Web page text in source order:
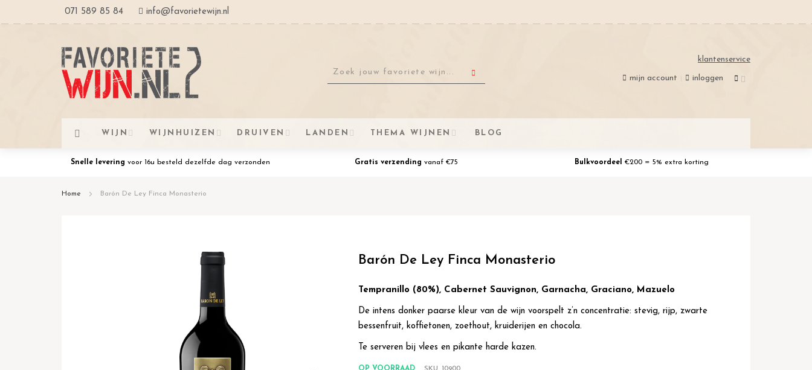
Ga
de
inhoud
071 589 85 84 info@favorietewijn.nl
klantenservice
mijn account inloggen
WIJN WIJNHUIZEN DRUIVEN LANDEN THEMA WIJNEN BLOG
Snelle levering voor 16u besteld dezelfde dag verzonden Gratis verzending vanaf €75 Bulkvoordeel €200 = 5% extra korting
Home Barón De Ley Finca Monasterio
Barón De Ley Finca Monasterio
Tempranillo (80%), Cabernet Sauvignon, Garnacha, Graciano, Mazuelo
De intens donker paarse kleur van de wijn voorspelt z’n concentratie: stevig, rijp, zwarte
bessenfruit, koffietonen, zoethout, kruiderijen en chocola.
Te serveren bij vlees en pikante harde kazen.